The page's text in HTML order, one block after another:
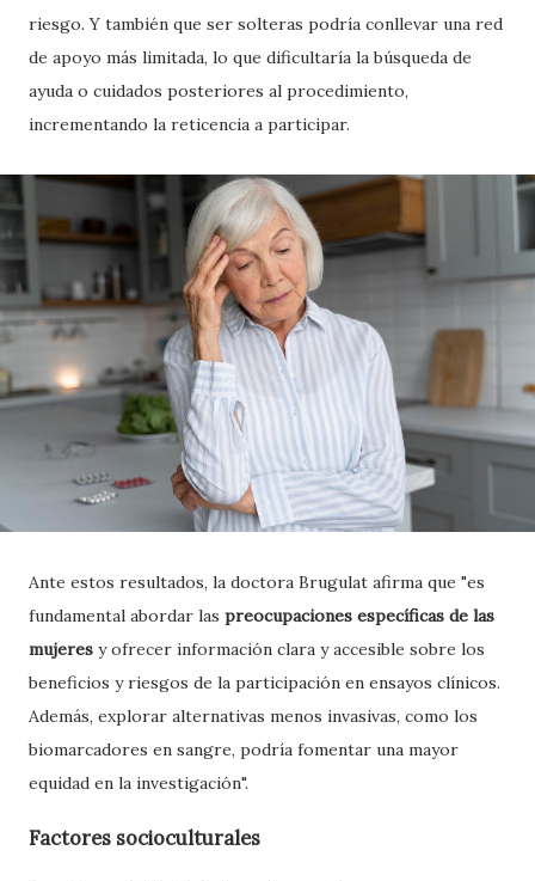
riesgo. Y también que ser solteras podría conllevar una red
de apoyo más limitada, lo que dificultaría la búsqueda de
ayuda o cuidados posteriores al procedimiento,
incrementando la reticencia a participar.
Ante estos resultados, la doctora Brugulat afirma que "es
fundamental abordar las preocupaciones específicas de las
mujeres y ofrecer información clara y accesible sobre los
beneficios y riesgos de la participación en ensayos clínicos.
Además, explorar alternativas menos invasivas, como los
biomarcadores en sangre, podría fomentar una mayor
equidad en la investigación".
Factores socioculturales